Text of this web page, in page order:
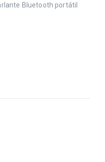
Bluetooth portátil